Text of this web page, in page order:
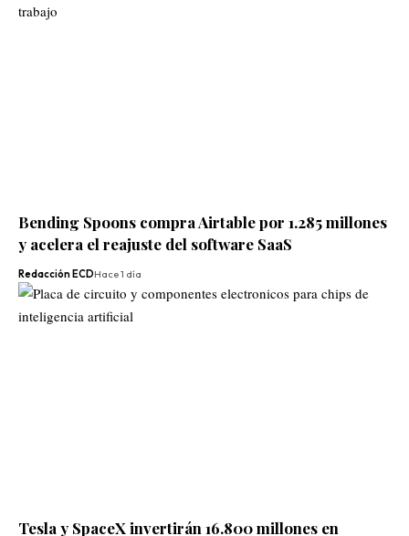
Bending Spoons compra Airtable por 1.285 millones
y acelera el reajuste del software SaaS
Redacción ECDHace 1 día
Tesla y SpaceX invertirán 16.800 millones en